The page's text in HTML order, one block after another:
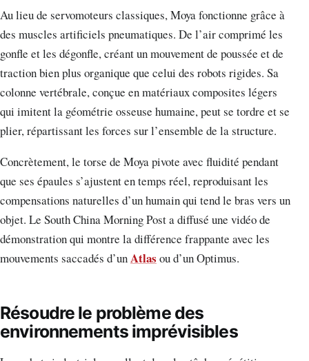
Au lieu de servomoteurs classiques, Moya fonctionne grâce à
des muscles artificiels pneumatiques. De l’air comprimé les
gonfle et les dégonfle, créant un mouvement de poussée et de
traction bien plus organique que celui des robots rigides. Sa
colonne vertébrale, conçue en matériaux composites légers
qui imitent la géométrie osseuse humaine, peut se tordre et se
plier, répartissant les forces sur l’ensemble de la structure.
Concrètement, le torse de Moya pivote avec fluidité pendant
que ses épaules s’ajustent en temps réel, reproduisant les
compensations naturelles d’un humain qui tend le bras vers un
objet. Le South China Morning Post a diffusé une vidéo de
démonstration qui montre la différence frappante avec les
mouvements saccadés d’unAtlas ou d’un Optimus.
Résoudre le problème des
environnements imprévisibles